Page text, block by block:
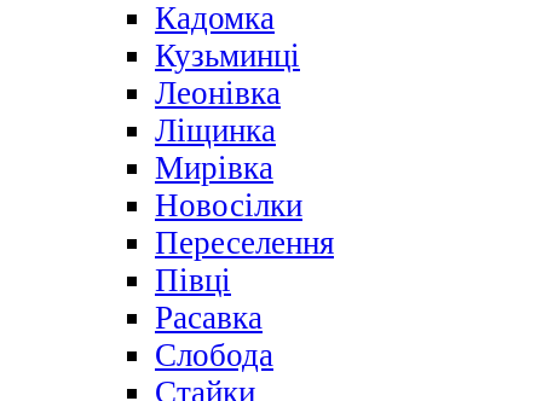
Кадомка
Кузьминці
Леонівка
Ліщинка
Мирівка
Новосілки
Переселення
Півці
Расавка
Слобода
Стайки